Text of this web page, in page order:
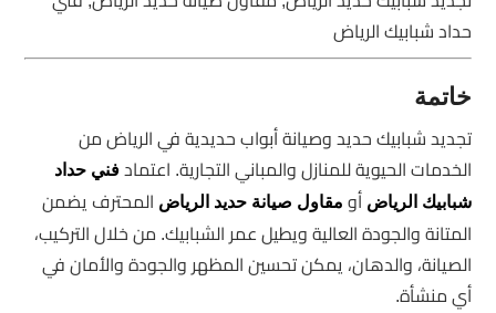
حداد شبابيك الرياض
خاتمة
تجديد شبابيك حديد وصيانة أبواب حديدية في الرياض من
الخدمات الحيوية للمنازل والمباني التجارية. اعتمادفني حداد
شبابيك الرياض أو مقاول صيانة حديد الرياض المحترف يضمن
المتانة والجودة العالية ويطيل عمر الشبابيك. من خلال التركيب،
الصيانة، والدهان، يمكن تحسين المظهر والجودة والأمان في
أي منشأة.